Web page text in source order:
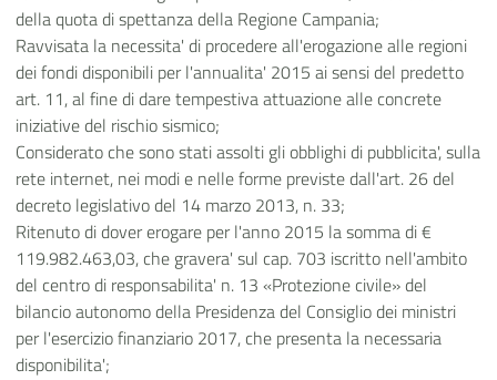
della quota di spettanza della Regione Campania;
Ravvisata la necessita' di procedere all'erogazione alle regioni
dei fondi disponibili per l'annualita' 2015 ai sensi del predetto
art. 11, al fine di dare tempestiva attuazione alle concrete
iniziative del rischio sismico;
Considerato che sono stati assolti gli obblighi di pubblicita', sulla
rete internet, nei modi e nelle forme previste dall'art. 26 del
decreto legislativo del 14 marzo 2013, n. 33;
Ritenuto di dover erogare per l'anno 2015 la somma di €
119.982.463,03, che gravera' sul cap. 703 iscritto nell'ambito
del centro di responsabilita' n. 13 «Protezione civile» del
bilancio autonomo della Presidenza del Consiglio dei ministri
per l'esercizio finanziario 2017, che presenta la necessaria
disponibilita';